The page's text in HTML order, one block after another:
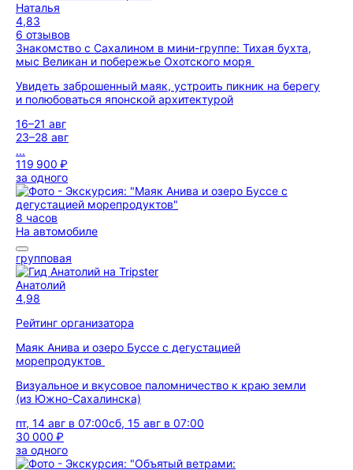
Наталья
4,83
6 отзывов
Знакомство с Сахалином в мини-группе: Тихая бухта,
мыс Великан и побережье Охотского моря
Увидеть заброшенный маяк, устроить пикник на берегу
и полюбоваться японской архитектурой
16–21 авг
23–28 авг
...
119 900 ₽
за одного
8 часов
На автомобиле
групповая
Анатолий
4,98
Рейтинг организатора
Маяк Анива и озеро Буссе с дегустацией
морепродуктов
Визуальное и вкусовое паломничество к краю земли
(из Южно-Сахалинска)
пт, 14 авг в 07:00сб, 15 авг в 07:00
30 000 ₽
за одного